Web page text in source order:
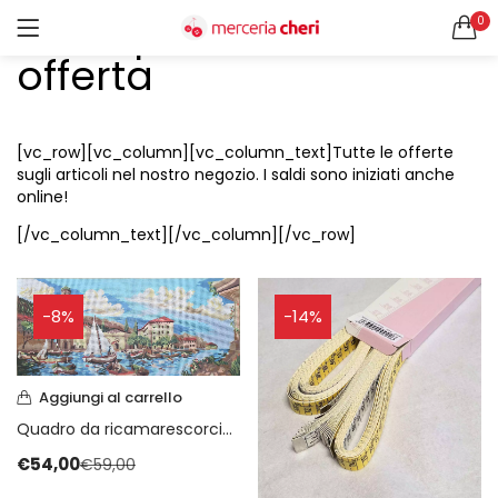
0
ACCEDI
Ricordami
Password dimenticata?
CERCA IN:
Accessori Design (56)
Accessori merceria (94)
Cesti portalavoro (8)
Aghi e spilli (24)
Applicazioni (26)
Borse (6)
Bottoni Vintage (204)
Lotti di Bottoni vintage (27)
Bottoni/alamari/automatici (46)
Alamari (5)
Calze collant donna (24)
Tutti i prodotti in
offerta
[vc_row][vc_column][vc_column_text]Tutte le offerte
sugli articoli nel nostro negozio. I saldi sono iniziati anche
online!
[/vc_column_text][/vc_column][/vc_row]
-8%
Aggiungi al carrello
Quadro da ricamarescorcio paesaggio marino
€54,00€59,00
-14%